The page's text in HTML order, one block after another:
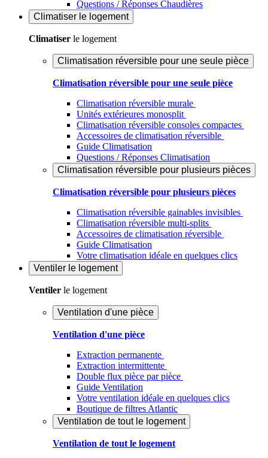
Questions / Réponses Chaudières
Climatiser le logement
Climatiser le logement
Climatisation réversible pour une seule pièce
Climatisation réversible pour une seule pièce
Climatisation réversible murale
Unités extérieures monosplit
Climatisation réversible consoles compactes
Accessoires de climatisation réversible
Guide Climatisation
Questions / Réponses Climatisation
Climatisation réversible pour plusieurs pièces
Climatisation réversible pour plusieurs pièces
Climatisation réversible gainables invisibles
Climatisation réversible multi-splits
Accessoires de climatisation réversible
Guide Climatisation
Votre climatisation idéale en quelques clics
Ventiler le logement
Ventiler le logement
Ventilation d'une pièce
Ventilation d'une pièce
Extraction permanente
Extraction intermittente
Double flux pièce par pièce
Guide Ventilation
Votre ventilation idéale en quelques clics
Boutique de filtres Atlantic
Ventilation de tout le logement
Ventilation de tout le logement